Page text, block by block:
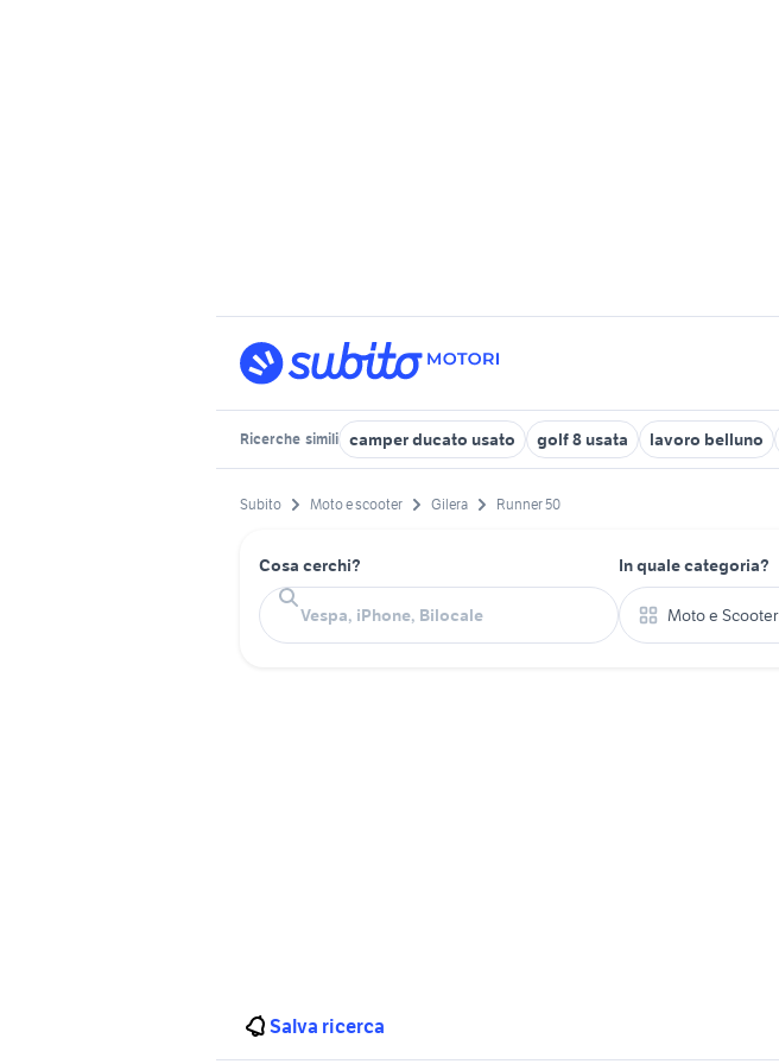
Ricerche simili camper ducato usato golf 8 usata lavoro belluno
Subito Moto e scooter Gilera Runner 50
Cosa cerchi? In quale categoria?
Moto e Scooter
Salva ricerca